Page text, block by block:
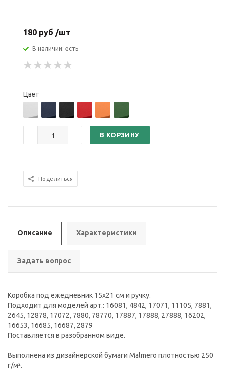
180 руб /шт
В наличии: есть
Цвет
В КОРЗИНУ
Поделиться
Описание Характеристики
Задать вопрос
Коробка под ежедневник 15х21 см и ручку.
Подходит для моделей арт.: 16081, 4842, 17071, 11105, 7881,
2645, 12878, 17072, 7880, 78770, 17887, 17888, 27888, 16202,
16653, 16685, 16687, 2879
Поставляется в разобранном виде.
Выполнена из дизайнерской бумаги Malmero плотностью 250
г/м².